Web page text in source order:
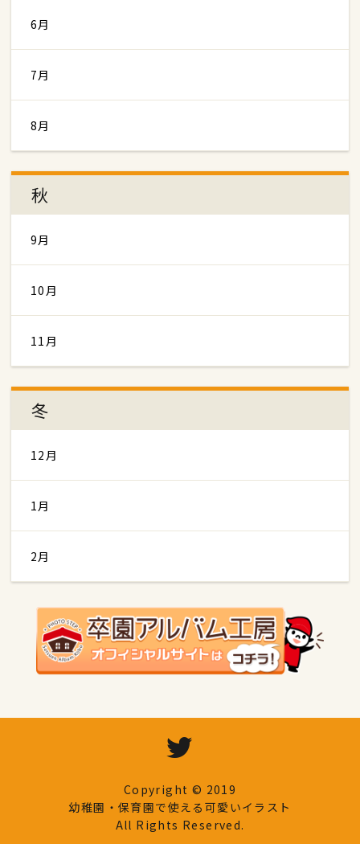
6月
7月
8月
秋
9月
10月
11月
冬
12月
1月
2月
Copyright © 2019
幼稚園・保育園で使える可愛いイラスト
All Rights Reserved.